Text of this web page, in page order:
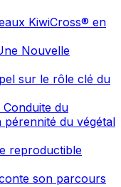
KiwiCross® en
Nouvelle
sur le rôle clé du
Conduite du
du végétal
reproductible
son parcours